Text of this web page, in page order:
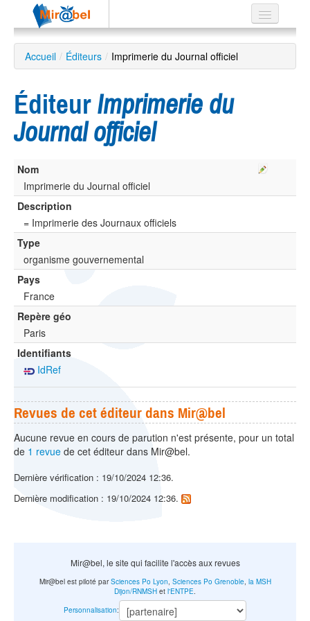
Le réseau
Soutien
Listes
Recherche
avancée
EN
ES
?
Accueil / Éditeurs / Imprimerie du Journal officiel
Éditeur Imprimerie du
Journal officiel
Nom
Imprimerie du Journal officiel
Description
= Imprimerie des Journaux officiels
Type
organisme gouvernemental
Pays
France
Repère géo
Paris
Identifiants
IdRef
Revues de cet éditeur dans Mir@bel
Aucune revue en cours de parution n'est présente, pour un total
de 1 revue de cet éditeur dans Mir@bel.
Dernière vérification : 19/10/2024 12:36.
Dernière modification : 19/10/2024 12:36.
Mir@bel, le site qui facilite l'accès aux revues
Mir@bel est piloté parSciences Po Lyon, Sciences Po Grenoble, la MSH
Dijon/RNMSH et l'ENTPE.
Personnalisation: